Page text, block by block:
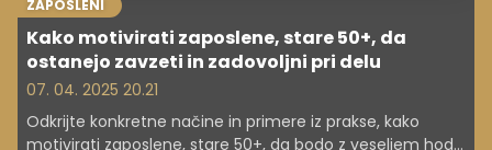
ZAPOSLENI
Kako motivirati zaposlene, stare 50+, da
ostanejo zavzeti in zadovoljni pri delu
07. 04. 2025 20.21
Odkrijte konkretne načine in primere iz prakse, kako
motivirati zaposlene, stare 50+, da bodo z veseljem hodili